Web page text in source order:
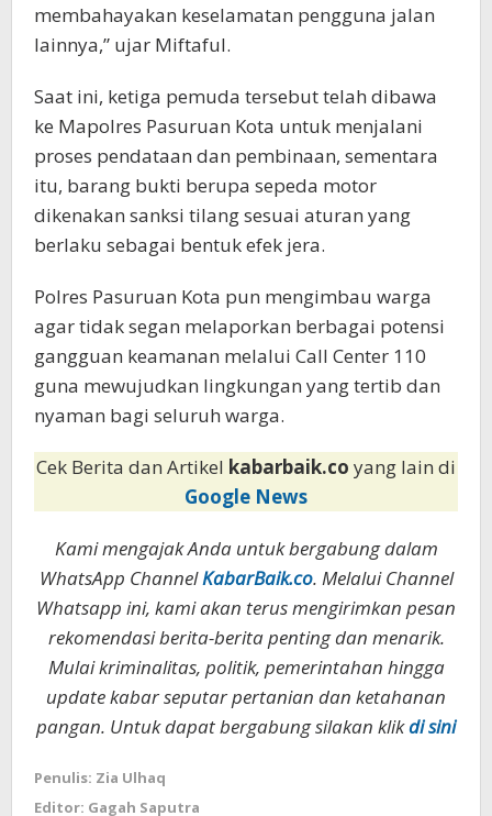
membahayakan keselamatan pengguna jalan
lainnya,” ujar Miftaful.
Saat ini, ketiga pemuda tersebut telah dibawa
ke Mapolres Pasuruan Kota untuk menjalani
proses pendataan dan pembinaan, sementara
itu, barang bukti berupa sepeda motor
dikenakan sanksi tilang sesuai aturan yang
berlaku sebagai bentuk efek jera.
Polres Pasuruan Kota pun mengimbau warga
agar tidak segan melaporkan berbagai potensi
gangguan keamanan melalui Call Center 110
guna mewujudkan lingkungan yang tertib dan
nyaman bagi seluruh warga.
Cek Berita dan Artikel kabarbaik.co yang lain di
Google News
Kami mengajak Anda untuk bergabung dalam
WhatsApp ChannelKabarBaik.co. Melalui Channel
Whatsapp ini, kami akan terus mengirimkan pesan
rekomendasi berita-berita penting dan menarik.
Mulai kriminalitas, politik, pemerintahan hingga
update kabar seputar pertanian dan ketahanan
pangan. Untuk dapat bergabung silakan klikdi sini
Penulis: Zia Ulhaq
Editor: Gagah Saputra